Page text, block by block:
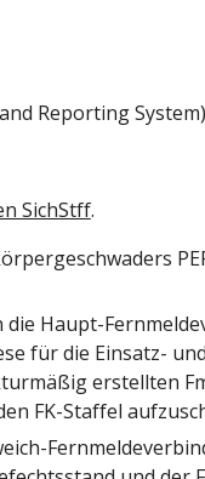
Reporting System)
SichStff.
Haupt-
für die Einsatz-
erstellten
FK-Staffel